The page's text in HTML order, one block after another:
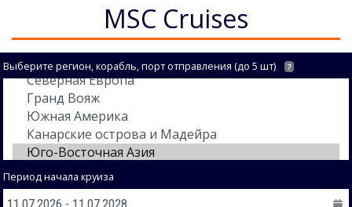
MSC Cruises
Выберите регион, корабль, порт отправления (до 5 шт) ?
Период начала круиза